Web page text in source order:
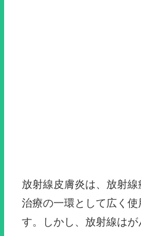
放射線皮膚炎は、放射
治療の一環として広く
す。しかし、放射線はが